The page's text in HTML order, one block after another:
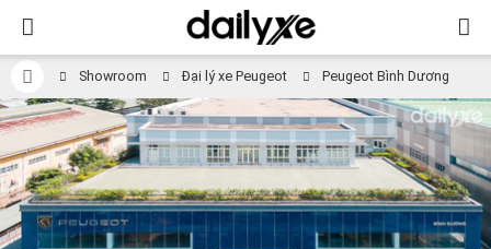
Showroom Đại lý xe Peugeot Peugeot Bình Dương